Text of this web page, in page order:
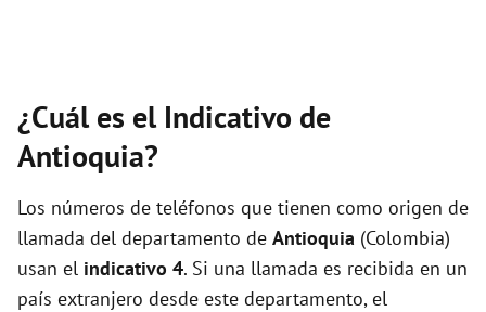
¿Cuál es el Indicativo de
Antioquia?
Los números de teléfonos que tienen como origen de
llamada del departamento de Antioquia (Colombia)
usan el indicativo 4. Si una llamada es recibida en un
país extranjero desde este departamento, el